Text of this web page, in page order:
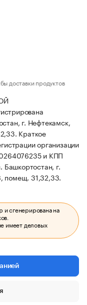
доставки продуктов
г. Нефтекамск,
Краткое
организации
и КПП
г.
помещ. 31,32,33.
и сгенерирована на
имеет деловых